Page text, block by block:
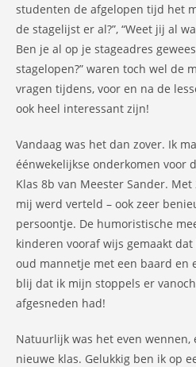
studenten de afgelopen tijd het
de stagelijst er al?”, “Weet jij al
Ben je al op je stageadres
stagelopen?” waren toch wel de
vragen tijdens, voor en na de
ook heel interessant zijn!
Vandaag was het dan zover. Ik
éénwekelijkse onderkomen voor
Klas 8b van Meester Sander.
mij werd verteld – ook zeer
persoontje. De humoristische
kinderen vooraf wijs gemaakt
oud mannetje met een baard en
blij dat ik mijn stoppels er
afgesneden had!
Natuurlijk was het even wennen,
nieuwe klas. Gelukkig ben ik op